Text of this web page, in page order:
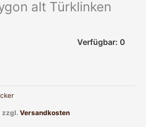
alt Türklinken
Verfügbar: 0
zzgl. Versandkosten